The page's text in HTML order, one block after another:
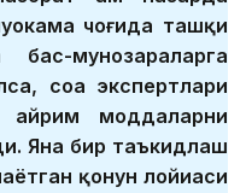
чоғида ташқи
мунозараларга
соҳа экспертлари
айрим моддаларни
Яна бир таъкидлаш
қонун лойиҳаси